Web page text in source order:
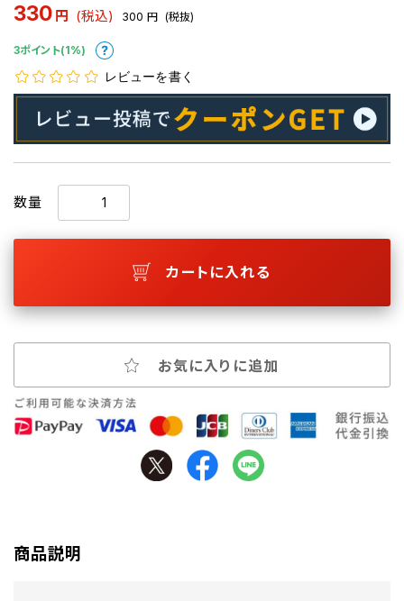
330 円 (税込) 300 円 (税抜)
3ポイント(1%)
レビューを書く
数量
カートに入れる
お気に入りに追加
商品説明